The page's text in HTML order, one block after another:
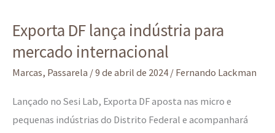
Exporta DF lança indústria para
mercado internacional
Marcas, Passarela /9 de abril de 2024 / Fernando Lackman
Lançado no Sesi Lab, Exporta DF aposta nas micro e
pequenas indústrias do Distrito Federal e acompanhará
DF
lança
indústria
mercado
internacional